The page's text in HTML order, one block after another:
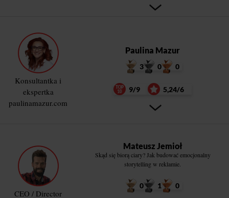
Konsultantka i
ekspertka
paulinamazur.com
Paulina Mazur
3 0 0
9/9 5,24/6
CEO / Director
Mateusz Jemioł
Skąd się biorą ciary? Jak budować emocjonalny
storytelling w reklamie.
0 1 0